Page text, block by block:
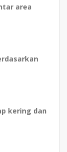
area
kering dan